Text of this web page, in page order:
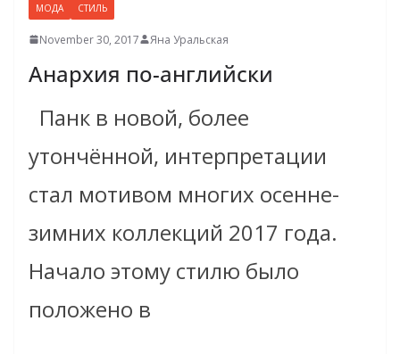
МОДА СТИЛЬ
November 30, 2017 Яна Уральская
Анархия по-английски
Панк в новой, более
утончённой, интерпретации
стал мотивом многих осенне-
зимних коллекций 2017 года.
Начало этому стилю было
положено в